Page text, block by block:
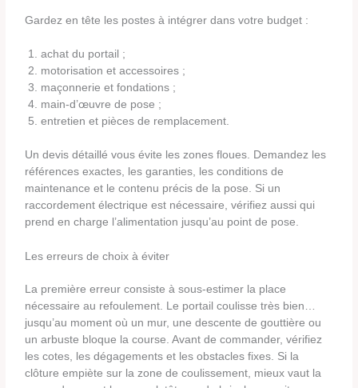
Gardez en tête les postes à intégrer dans votre budget :
achat du portail ;
motorisation et accessoires ;
maçonnerie et fondations ;
main-d’œuvre de pose ;
entretien et pièces de remplacement.
Un devis détaillé vous évite les zones floues. Demandez les
références exactes, les garanties, les conditions de
maintenance et le contenu précis de la pose. Si un
raccordement électrique est nécessaire, vérifiez aussi qui
prend en charge l’alimentation jusqu’au point de pose.
Les erreurs de choix à éviter
La première erreur consiste à sous-estimer la place
nécessaire au refoulement. Le portail coulisse très bien…
jusqu’au moment où un mur, une descente de gouttière ou
un arbuste bloque la course. Avant de commander, vérifiez
les cotes, les dégagements et les obstacles fixes. Si la
clôture empiète sur la zone de coulissement, mieux vaut la